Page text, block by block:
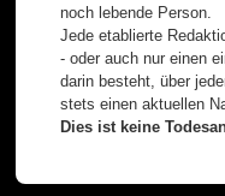
noch lebende Person.
Jede etablierte
- oder auch nur einen
darin besteht, über
stets einen aktuellen
Dies ist keine